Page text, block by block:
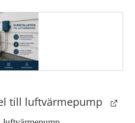
till luftvärmepump